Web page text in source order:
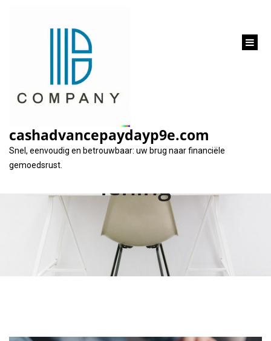
cashadvancepaydayp9e.com
Snel, eenvoudig en betrouwbaar: uw brug naar financiële
gemoedsrust.
Alles wat u moet
weten over de
looptijd van een
lening